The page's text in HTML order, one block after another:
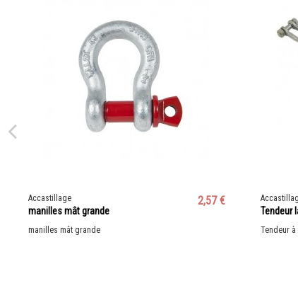
Accastillage
manilles mât grande
2,57 €
manilles mât grande
Tendeur
Tendeur